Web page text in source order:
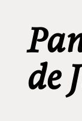
de